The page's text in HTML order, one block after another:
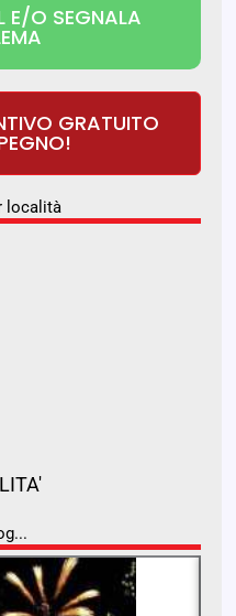
E/O SEGNALA
GRATUITO
località